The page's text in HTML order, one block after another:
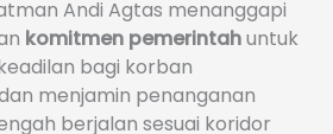
Andi Agtas menanggapi
komitmen pemerintahuntuk
bagi korban
menjamin penanganan
berjalan sesuai koridor